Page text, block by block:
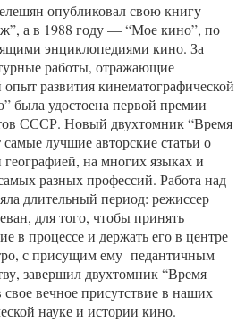
опубликовал свою книгу
а в 1988 году — “Мое кино”, по
энциклопедиями кино. За
работы, отражающие
развития кинематографической
была удостоена первой премии
СССР. Новый двухтомник “Время
лучшие авторские статьи о
на многих языках и
разных профессий. Работа над
длительный период: режиссер
для того, чтобы принять
в процессе и держать его в центре
с присущим ему педантичным
завершил двухтомник “Время
свое вечное присутствие в наших
науке и истории кино.